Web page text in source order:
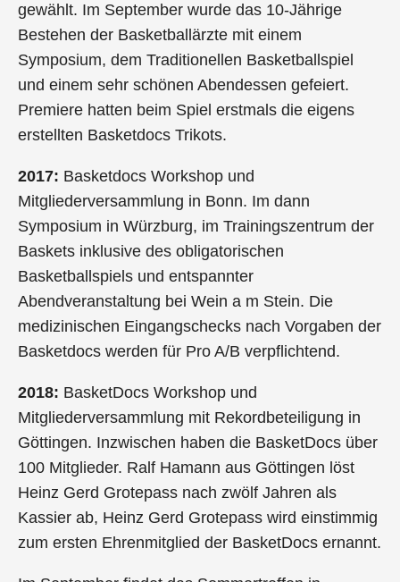
gewählt. Im September wurde das 10-Jährige
Bestehen der Basketballärzte mit einem
Symposium, dem Traditionellen Basketballspiel
und einem sehr schönen Abendessen gefeiert.
Premiere hatten beim Spiel erstmals die eigens
erstellten Basketdocs Trikots.
2017: Basketdocs Workshop und
Mitgliederversammlung in Bonn. Im dann
Symposium in Würzburg, im Trainingszentrum der
Baskets inklusive des obligatorischen
Basketballspiels und entspannter
Abendveranstaltung bei Wein a m Stein. Die
medizinischen Eingangschecks nach Vorgaben der
Basketdocs werden für Pro A/B verpflichtend.
2018: BasketDocs Workshop und
Mitgliederversammlung mit Rekordbeteiligung in
Göttingen. Inzwischen haben die BasketDocs über
100 Mitglieder. Ralf Hamann aus Göttingen löst
Heinz Gerd Grotepass nach zwölf Jahren als
Kassier ab, Heinz Gerd Grotepass wird einstimmig
zum ersten Ehrenmitglied der BasketDocs ernannt.